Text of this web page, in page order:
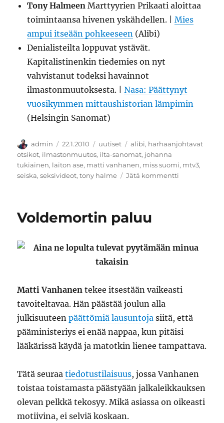
Tony Halmeen Marttyyrien Prikaati aloittaa
toimintaansa hivenen yskähdellen. |Mies
ampui itseään pohkeeseen (Alibi)
Denialisteilta loppuvat ystävät.
Kapitalistinenkin tiedemies on nyt
vahvistanut todeksi havainnot
ilmastonmuutoksesta. |Nasa: Päättynyt
vuosikymmen mittaushistorian lämpimin
(Helsingin Sanomat)
Kirjoittaja
admin Julkaistu
22.1.2010 Kategoriat
uutiset Avainsanat
alibi, harhaanjohtavat
otsikot, ilmastonmuutos, ilta-sanomat, johanna
tukiainen, laiton ase, matti vanhanen, miss suomi, mtv3,
seiska,seksivideot,tony halme Jätä kommentti
Voldemortin paluu
Matti Vanhanen tekee itsestään vaikeasti
tavoiteltavaa. Hän päästää joulun alla
julkisuuteenpäättömiä lausuntoja siitä, että
pääministeriys ei enää nappaa, kun pitäisi
lääkärissä käydä ja matotkin lienee tampattava.
Tätä seuraatiedotustilaisuus, jossa Vanhanen
toistaa toistamasta päästyään jalkaleikkauksen
olevan pelkkä tekosyy. Mikä asiassa on oikeasti
motiivina, ei selviä koskaan.